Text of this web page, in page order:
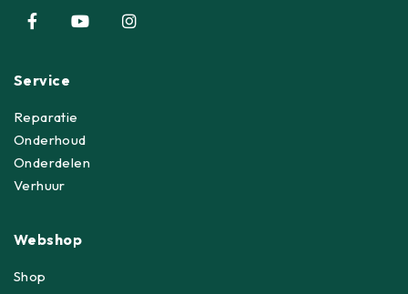
Service
Reparatie
Onderhoud
Onderdelen
Verhuur
Webshop
Shop